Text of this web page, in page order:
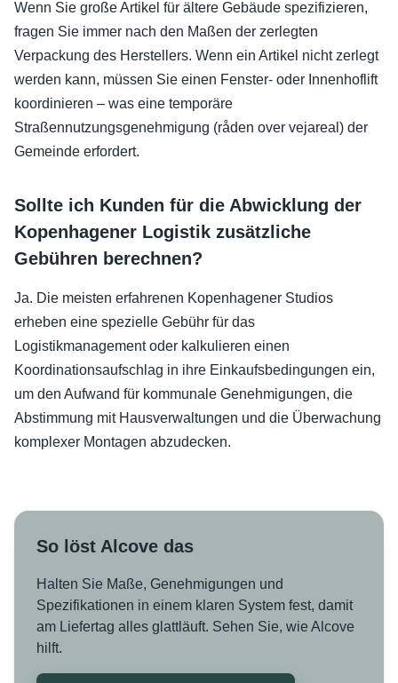
Wenn Sie große Artikel für ältere Gebäude spezifizieren,
fragen Sie immer nach den Maßen der zerlegten
Verpackung des Herstellers. Wenn ein Artikel nicht zerlegt
werden kann, müssen Sie einen Fenster- oder Innenhoflift
koordinieren – was eine temporäre
Straßennutzungsgenehmigung (råden over vejareal) der
Gemeinde erfordert.
Sollte ich Kunden für die Abwicklung der
Kopenhagener Logistik zusätzliche
Gebühren berechnen?
Ja. Die meisten erfahrenen Kopenhagener Studios
erheben eine spezielle Gebühr für das
Logistikmanagement oder kalkulieren einen
Koordinationsaufschlag in ihre Einkaufsbedingungen ein,
um den Aufwand für kommunale Genehmigungen, die
Abstimmung mit Hausverwaltungen und die Überwachung
komplexer Montagen abzudecken.
So löst Alcove das
Halten Sie Maße, Genehmigungen und
Spezifikationen in einem klaren System fest, damit
am Liefertag alles glattläuft. Sehen Sie, wie Alcove
hilft.